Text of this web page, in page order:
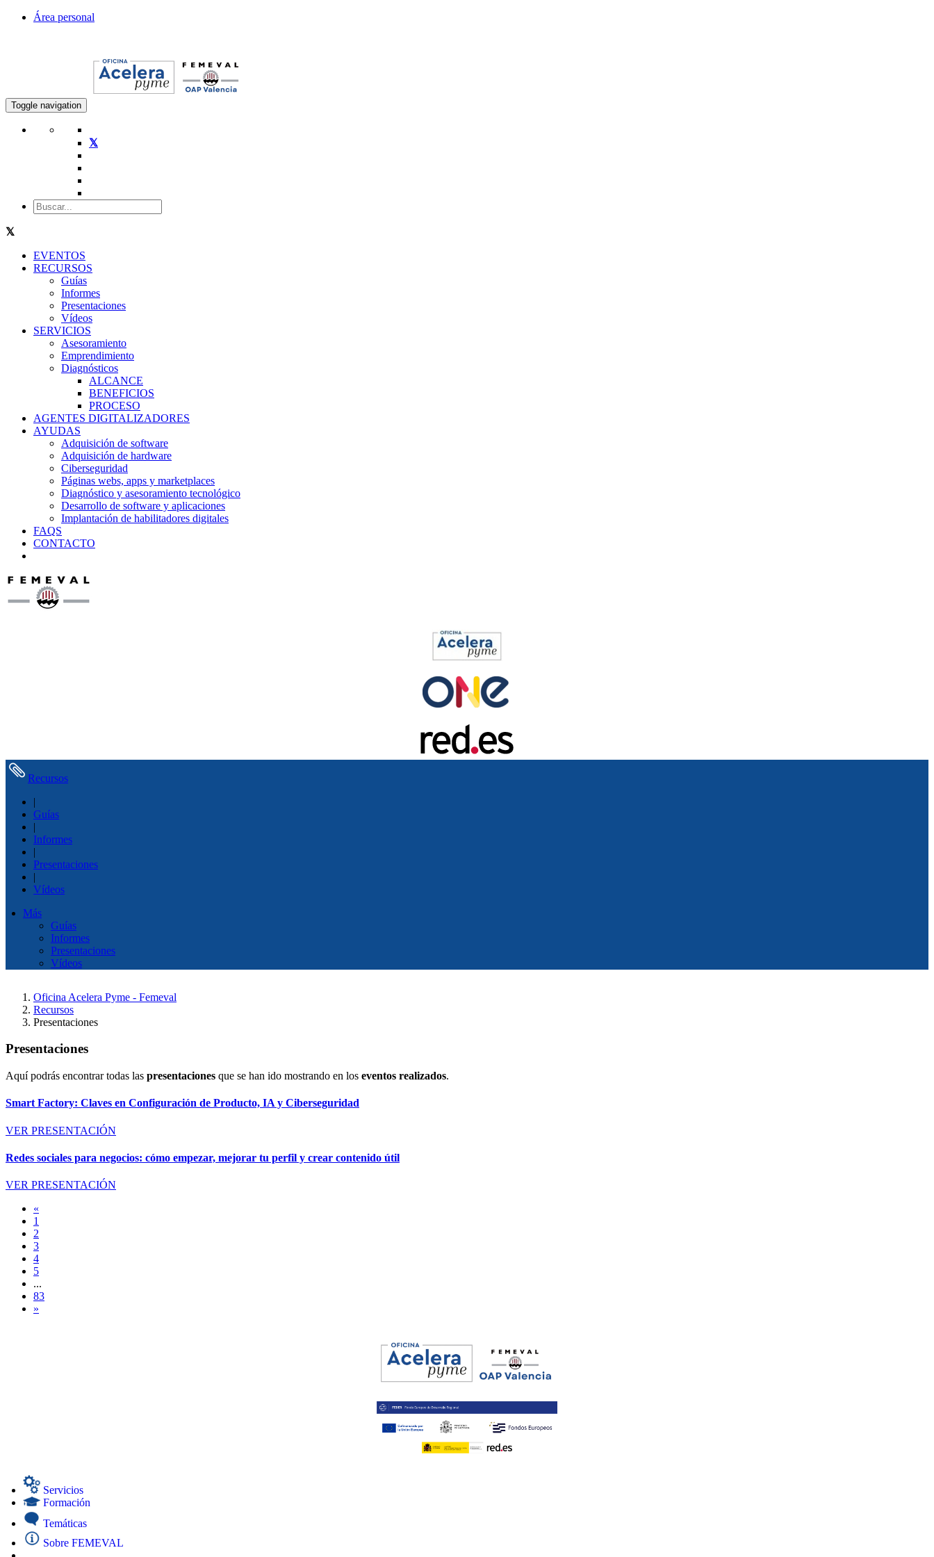
Área personal
Toggle navigation
EVENTOS
RECURSOS
Guías
Informes
Presentaciones
Vídeos
SERVICIOS
Asesoramiento
Emprendimiento
Diagnósticos
ALCANCE
BENEFICIOS
PROCESO
AGENTES DIGITALIZADORES
AYUDAS
Adquisición de software
Adquisición de hardware
Ciberseguridad
Páginas webs, apps y marketplaces
Diagnóstico y asesoramiento tecnológico
Desarrollo de software y aplicaciones
Implantación de habilitadores digitales
FAQS
CONTACTO
Recursos
|
Guías
|
Informes
|
Presentaciones
|
Vídeos
Más
Guías
Informes
Presentaciones
Vídeos
Oficina Acelera Pyme - Femeval
Recursos
Presentaciones
Presentaciones
Aquí podrás encontrar todas las presentaciones que se han ido mostrando en los eventos realizados.
Smart Factory: Claves en Configuración de Producto, IA y Ciberseguridad
VER PRESENTACIÓN
Redes sociales para negocios: cómo empezar, mejorar tu perfil y crear contenido útil
VER PRESENTACIÓN
«
1
2
3
4
5
...
83
»
Servicios
Formación
Temáticas
Sobre FEMEVAL